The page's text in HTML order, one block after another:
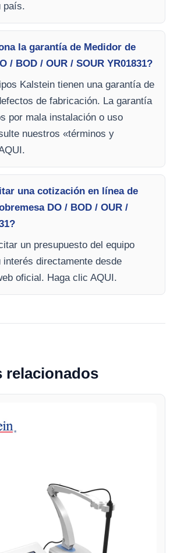
país.
la garantía de Medidor de
/ BOD / OUR / SOUR YR01831?
Kalstein tienen una garantía de
de fabricación. La garantía
por mala instalación o uso
nuestros «términos y
una cotización en línea de
DO / BOD / OUR /
un presupuesto del equipo
interés directamente desde
oficial. Haga clic AQUI.
relacionados